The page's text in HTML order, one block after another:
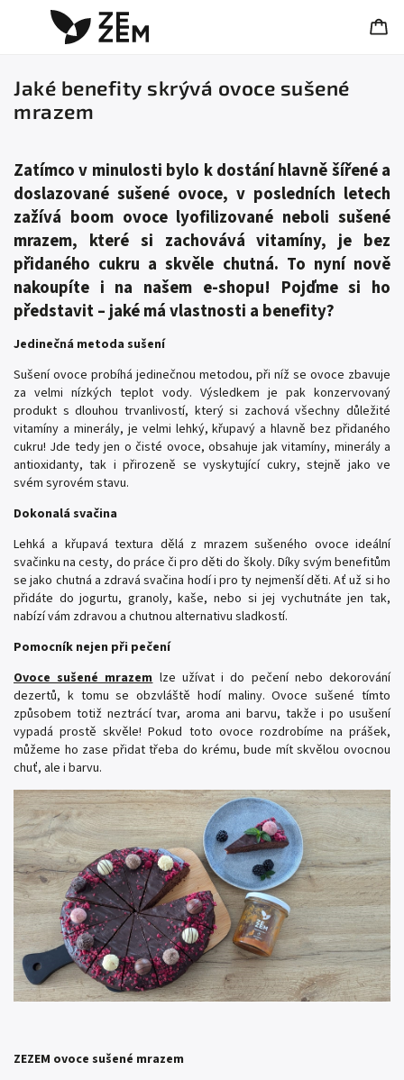
Jaké benefity skrývá ovoce sušené
mrazem
Zatímco v minulosti bylo k dostání hlavně šířené a
doslazované sušené ovoce, v posledních letech
zažívá boom ovoce lyofilizované neboli sušené
mrazem, které si zachovává vitamíny, je bez
přidaného cukru a skvěle chutná. To nyní nově
nakoupíte i na našem e-shopu! Pojďme si ho
představit – jaké má vlastnosti a benefity?
Jedinečná metoda sušení
Sušení ovoce probíhá jedinečnou metodou, při níž se ovoce zbavuje
za velmi nízkých teplot vody. Výsledkem je pak konzervovaný
produkt s dlouhou trvanlivostí, který si zachová všechny důležité
vitamíny a minerály, je velmi lehký, křupavý a hlavně bez přidaného
cukru! Jde tedy jen o čisté ovoce, obsahuje jak vitamíny, minerály a
antioxidanty, tak i přirozeně se vyskytující cukry, stejně jako ve
svém syrovém stavu.
Dokonalá svačina
Lehká a křupavá textura dělá z mrazem sušeného ovoce ideální
svačinku na cesty, do práce či pro děti do školy. Díky svým benefitům
se jako chutná a zdravá svačina hodí i pro ty nejmenší děti. Ať už si ho
přidáte do jogurtu, granoly, kaše, nebo si jej vychutnáte jen tak,
nabízí vám zdravou a chutnou alternativu sladkostí.
Pomocník nejen při pečení
Ovoce sušené mrazemlze užívat i do pečení nebo dekorování
dezertů, k tomu se obzvláště hodí maliny. Ovoce sušené tímto
způsobem totiž neztrácí tvar, aroma ani barvu, takže i po usušení
vypadá prostě skvěle! Pokud toto ovoce rozdrobíme na prášek,
můžeme ho zase přidat třeba do krému, bude mít skvělou ovocnou
chuť, ale i barvu.
ZEZEM ovoce sušené mrazem